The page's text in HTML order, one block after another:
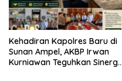
Kehadiran Kapolres Baru di
Sunan Ampel, AKBP Irwan
Kurniawan Teguhkan Sinergi